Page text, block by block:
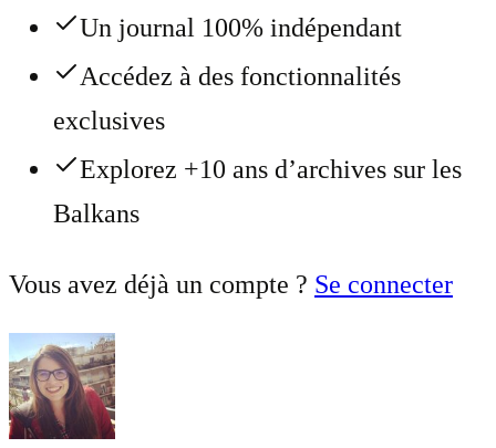
Un journal 100% indépendant
Accédez à des fonctionnalités
exclusives
Explorez +10 ans d’archives sur les
Balkans
Vous avez déjà un compte ? Se connecter